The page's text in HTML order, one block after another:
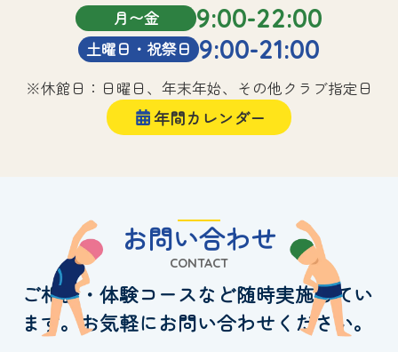
月〜金 9:00-22:00
土曜日・祝祭日 9:00-21:00
※休館日：日曜日、年末年始、その他クラブ指定日
年間カレンダー
お問い合わせ
CONTACT
ご相談・体験コースなど随時実施してい
ます。お気軽にお問い合わせください。